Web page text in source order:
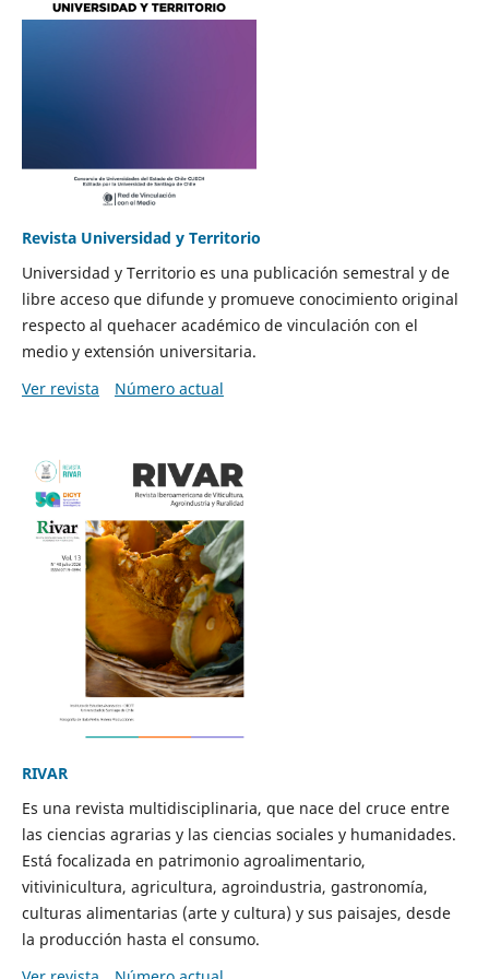
Revista Universidad y Territorio
Universidad y Territorio es una publicación semestral y de
libre acceso que difunde y promueve conocimiento original
respecto al quehacer académico de vinculación con el
medio y extensión universitaria.
Ver revista
Número actual
RIVAR
Es una revista multidisciplinaria, que nace del cruce entre
las ciencias agrarias y las ciencias sociales y humanidades.
Está focalizada en patrimonio agroalimentario,
vitivinicultura, agricultura, agroindustria, gastronomía,
culturas alimentarias (arte y cultura) y sus paisajes, desde
la producción hasta el consumo.